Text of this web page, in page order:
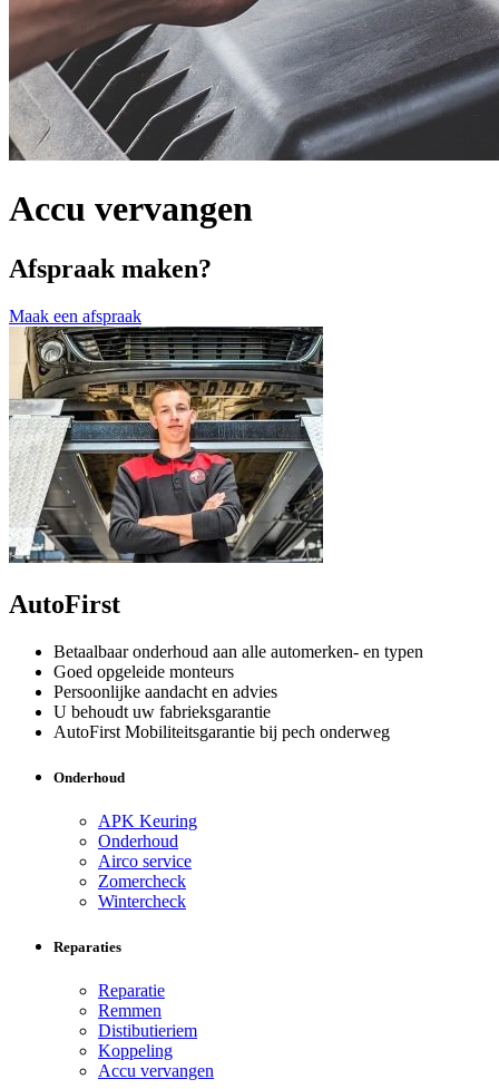
Accu vervangen
Afspraak maken?
Maak een afspraak
AutoFirst
Betaalbaar onderhoud aan alle automerken- en typen
Goed opgeleide monteurs
Persoonlijke aandacht en advies
U behoudt uw fabrieksgarantie
AutoFirst Mobiliteitsgarantie bij pech onderweg
Onderhoud
APK Keuring
Onderhoud
Airco service
Zomercheck
Wintercheck
Reparaties
Reparatie
Remmen
Distibutieriem
Koppeling
Accu vervangen